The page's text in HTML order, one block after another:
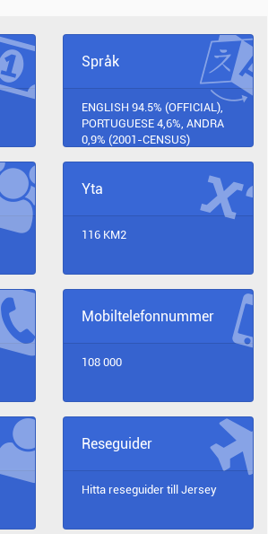
Språk
ENGLISH 94.5% (OFFICIAL),
PORTUGUESE 4,6%, ANDRA
0,9% (2001-CENSUS)
Yta
116 KM2
Mobiltelefonnummer
108 000
Reseguider
Hitta reseguider till Jersey